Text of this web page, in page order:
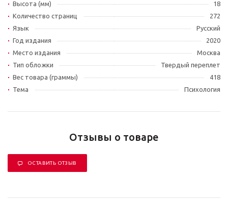
Высота (мм)
18
Количество страниц
272
Язык
Русский
Год издания
2020
Место издания
Москва
Тип обложки
Твердый переплет
Вес товара (граммы)
418
Тема
Психология
Отзывы о товаре
ОСТАВИТЬ ОТЗЫВ